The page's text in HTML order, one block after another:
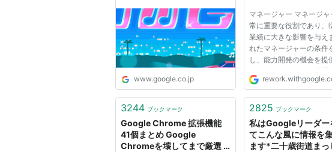
テキスト翻訳サービス
50言語以上に対応
Google グループ
メーリングリストやディスカッショングループ
Google Scholar
文献の検索サービス
www.google.co.jp
マネージャー マネージ​ャ
常に​重要な​役割であり、​
業績に​大きな​影響を​与え
れた​マネージャーの​条件
し、​能力開発の​機会を​提
れた​マネージャーを​称賛
の​方法で、​従業員を​サポ
ネジメント業務の​大切さ
3244 ブックマーク
Google Chrome 拡張機能
41個まとめ Google
Chromeを壊してまで厳選 -
2825 ブックマーク
私はGoogleリーダー
てこんな風に情報を
ます*二十歳街道まっ